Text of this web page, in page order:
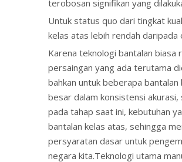
terobosan signifikan yang
Untuk status quo dari tingkat
kelas atas lebih rendah daripada
Karena teknologi bantalan biasa
persaingan yang ada terutama
bahkan untuk beberapa
besar dalam konsistensi
pada tahap saat ini, kebutuhan
bantalan kelas atas, sehingga
persyaratan dasar untuk
negara kita.Teknologi utama